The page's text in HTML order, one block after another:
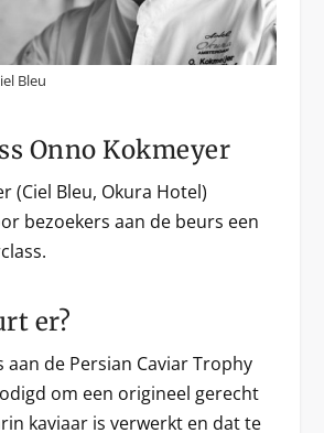
Bleu
Onno Kokmeyer
(Ciel Bleu, Okura Hotel)
bezoekers aan de beurs een
er?
aan de Persian Caviar Trophy
om een origineel gerecht
kaviaar is verwerkt en dat te